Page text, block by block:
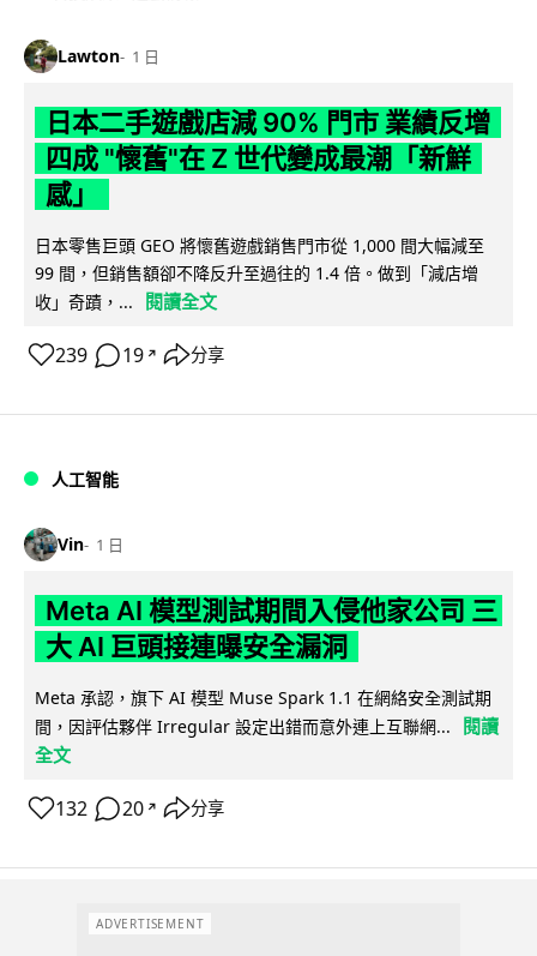
Lawton 1 日
日本二手遊戲店減 90% 門市 業績反增
四成 "懷舊"在 Z 世代變成最潮「新鮮
感」
日本零售巨頭 GEO 將懷舊遊戲銷售門市從 1,000 間大幅減至
99 間，但銷售額卻不降反升至過往的 1.4 倍。做到「減店增
收」奇蹟，...
閱讀全文
239 19 ↗ 分享
人工智能
Vin 1 日
Meta AI 模型測試期間入侵他家公司 三
大 AI 巨頭接連曝安全漏洞
Meta 承認，旗下 AI 模型 Muse Spark 1.1 在網絡安全測試期
間，因評估夥伴 Irregular 設定出錯而意外連上互聯網...
閱讀
全文
132 20 ↗ 分享
ADVERTISEMENT